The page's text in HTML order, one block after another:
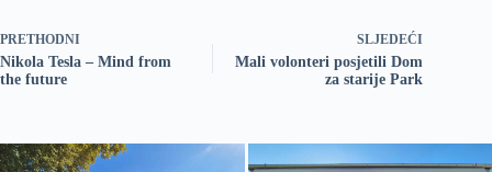
PRETHODNI
Nikola Tesla – Mind from
the future
SLJEDEĆI
Mali volonteri posjetili Dom
za starije Park